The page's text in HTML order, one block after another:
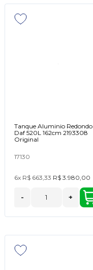
Tanque Aluminio Redondo
Daf 520L 162cm 2193308
Original
17130
6x R$ 663,33 R$ 3.980,00
- +